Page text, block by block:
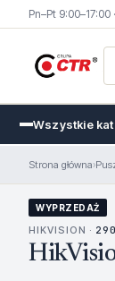
Pn–Pt
Wszystkie
Strona główna›
WYPRZEDAŻ
HIKVISION ·